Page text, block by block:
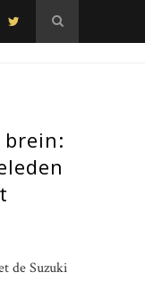
brein:
de Suzuki